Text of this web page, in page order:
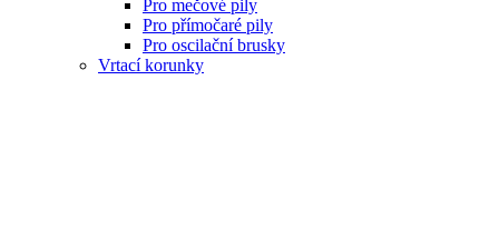
Pro mečové pily
Pro přímočaré pily
Pro oscilační brusky
Vrtací korunky